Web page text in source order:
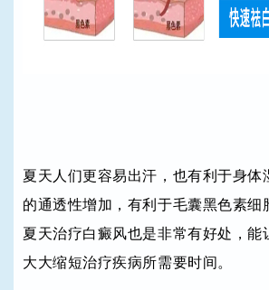
夏天人们更容易出汗，也有利于身体
的通透性增加，有利于毛囊黑色素细
夏天治疗白癜风也是非常有好处，能
大大缩短治疗疾病所需要时间。